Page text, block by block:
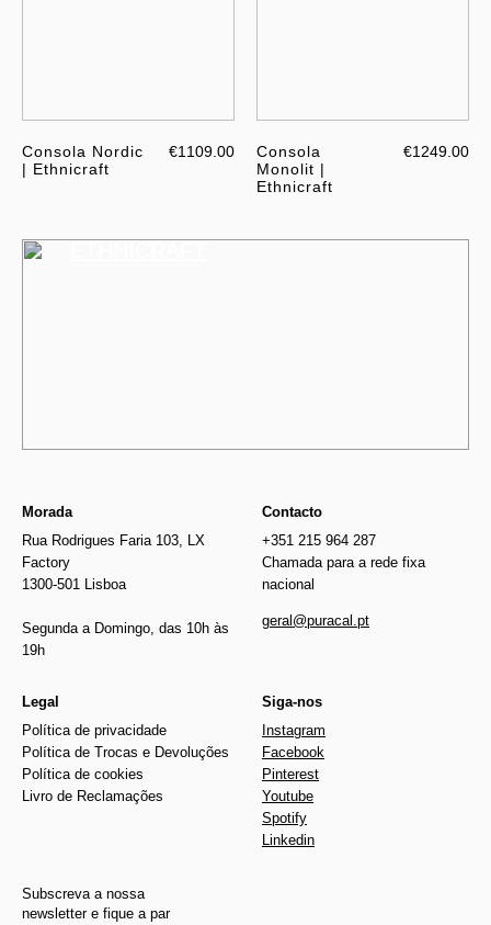
Consola Nordic
| Ethnicraft
€1109.00
Consola
Monolit |
Ethnicraft
€1249.00
Morada
Rua Rodrigues Faria 103, LX
Factory
1300-501 Lisboa
Segunda a Domingo, das 10h às
19h
Contacto
+351 215 964 287
Chamada para a rede fixa
nacional
geral@puracal.pt
Legal
Política de privacidade
Política de Trocas e Devoluções
Política de cookies
Livro de Reclamações
Siga-nos
Instagram
Facebook
Pinterest
Youtube
Spotify
Linkedin
Subscreva a nossa
newsletter e fique a par